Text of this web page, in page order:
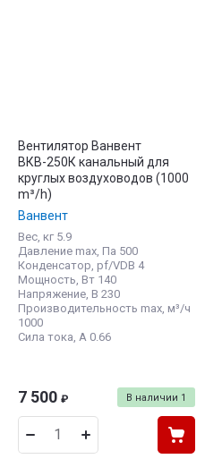
Вентилятор Ванвент
ВКВ-250К канальный для
круглых воздуховодов (1000
m³/h)
Ванвент
Вес, кг 5.9
Давление max, Па 500
Конденсатор, pf/VDB 4
Мощность, Вт 140
Напряжение, В 230
Производительность max, м³/ч
1000
Сила тока, А 0.66
В наличии 1
7 500 ₽